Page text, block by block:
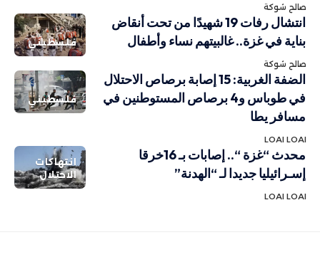
صالح شوكة
فلسطيني
انتشال رفات 19 شهيدًا من تحت أنقاض
بناية في غزة.. غالبيتهم نساء وأطفال
صالح شوكة
فلسطيني
الضفة الغربية: 15 إصابة برصاص الاحتلال
في طوباس و4 برصاص المستوطنين في
مسافر يطا
LOAI LOAI
انتهاكات
الاحتلال
محدث “غزة “.. إصابات بـ 16خرقا
إسـرائيليا جديدا لـ “الهدنة”
LOAI LOAI